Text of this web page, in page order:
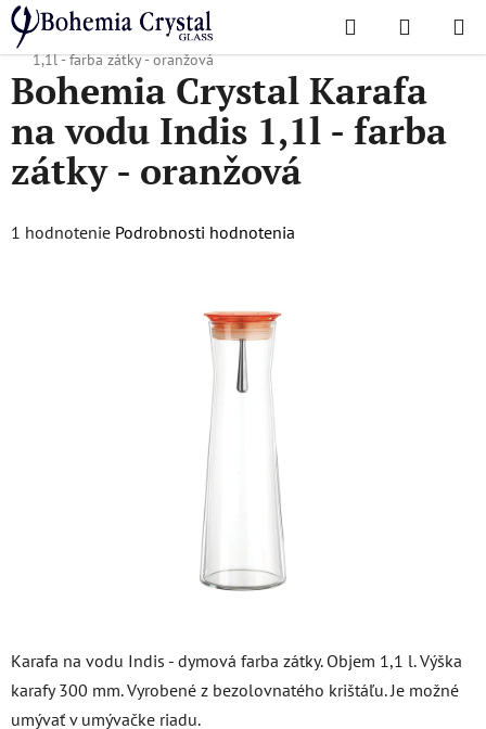
Prejsť
na
obsah
Hľadať
KOŠÍK
Domov
/ Karafy Karafy na vodu
Bohemia Crystal Karafa na vodu Indis
1,1l - farba zátky - oranžová
Karafa na vodu Indis - dymová farba zátky. Objem 1,1 l. Výška
karafy 300 mm. Vyrobené z bezolovnatého krištáľu. Je možné
umývať v umývačke riadu.
Bohemia Crystal Karafa
na vodu Indis 1,1l - farba
zátky - oranžová
Priemerné
1 hodnotenie Podrobnosti hodnotenia